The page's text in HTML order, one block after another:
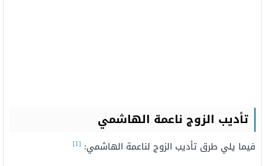
تأديب الزوج ناعمة الهاشمي
فيما يلي طرق تأديب الزوج لناعمة الهاشمي: [1]